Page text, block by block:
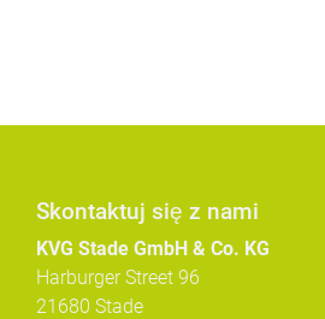
Skontaktuj się z nami
KVG Stade GmbH & Co. KG
Harburger Street 96
21680 Stade